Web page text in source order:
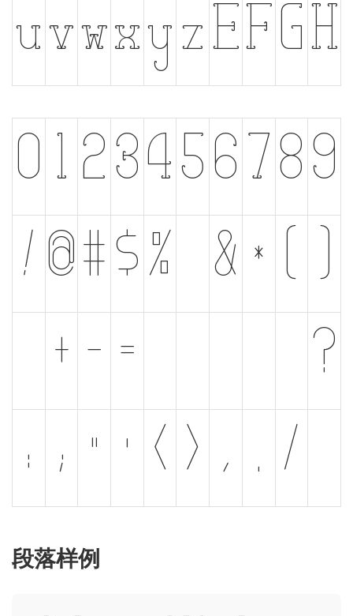
uvwxyzEFGH
0 1 23456 789
! @#$% & * ( )
+ - =
?
: ; " ' < > , . /
段落样例